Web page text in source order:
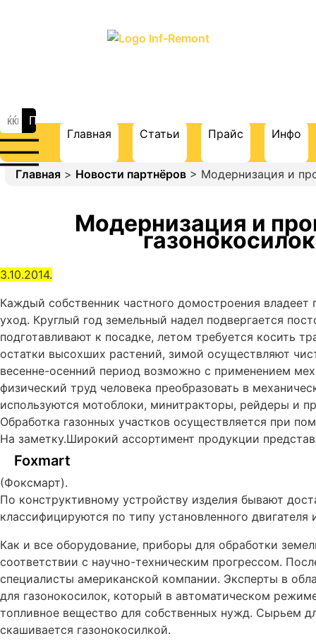
Главная Статьи Прайс Инфо
Главная > Новости партнёров > Модернизация и
Модернизация и
3.10.2014.
Каждый собственник частного домостроения
уход. Круглый год земельный надел подвергается
подготавливают к посадке, летом требуется косить
остатки высохших растений, зимой осуществляют
весенне-осенний период возможно с применением
физический труд человека преобразовать в
используются мотоблоки, минитракторы, рейдеры и
Обработка газонных участков осуществляется при
На заметку.Широкий ассортимент продукции
Foxmart
(Фоксмарт).
По конструктивному устройству изделия бывают
классифицируются по типу установленного
Как и все оборудование, приборы для обработки
соответствии с научно-техническим прогрессом.
специалисты американской компании. Эксперты в
для газонокосилок, который в автоматическом
топливное вещество для собственных нужд. Сырьем
скашивается газонокосилкой.